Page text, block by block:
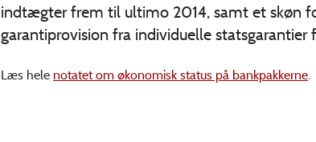
indtægter frem til ultimo 2014, samt et skøn
garantiprovision fra individuelle statsgarantier
Læs hele notatet om økonomisk status på bankpakkerne.